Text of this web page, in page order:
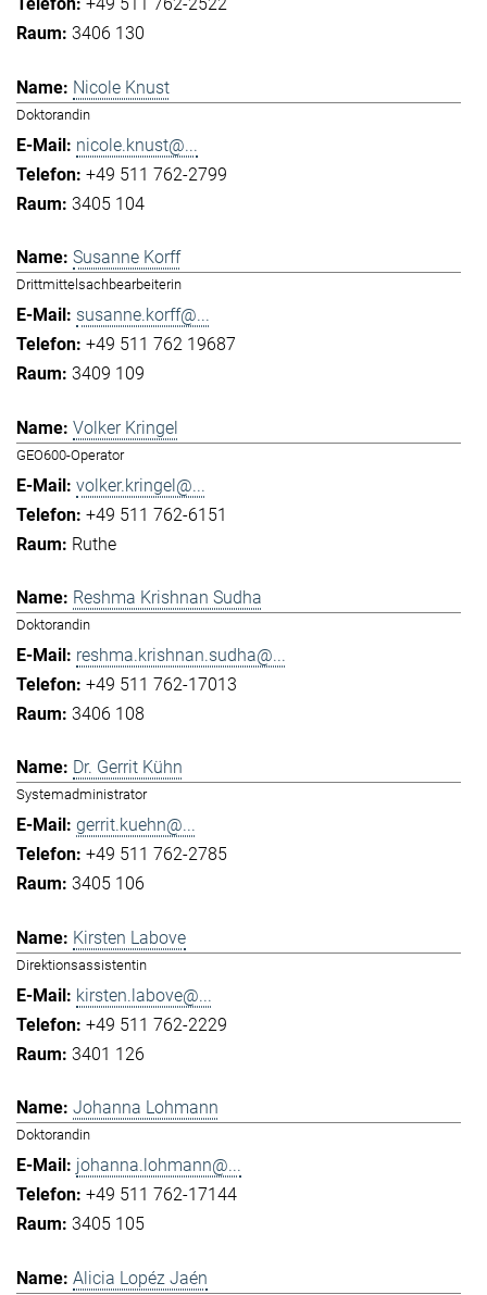
+49 511 762-2522
3406 130
Nicole Knust
Doktorandin
nicole.knust@...
+49 511 762-2799
3405 104
Susanne Korff
Drittmittelsachbearbeiterin
susanne.korff@...
+49 511 762 19687
3409 109
Volker Kringel
GEO600-Operator
volker.kringel@...
+49 511 762-6151
Ruthe
Reshma Krishnan Sudha
Doktorandin
reshma.krishnan.sudha@...
+49 511 762-17013
3406 108
Dr. Gerrit Kühn
Systemadministrator
gerrit.kuehn@...
+49 511 762-2785
3405 106
Kirsten Labove
Direktionsassistentin
kirsten.labove@...
+49 511 762-2229
3401 126
Johanna Lohmann
Doktorandin
johanna.lohmann@...
+49 511 762-17144
3405 105
Alicia Lopéz Jaén